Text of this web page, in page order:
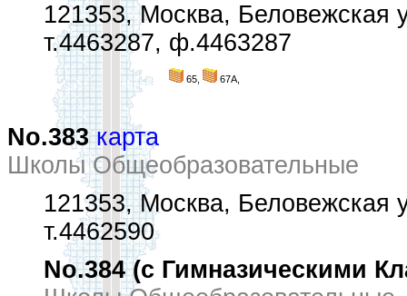
121353, Москва, Беловежская
т.4463287, ф.4463287
65, 67А,
No.383 карта
Школы Общеобразовательные
121353, Москва, Беловежская
т.4462590
No.384 (с Гимназическими